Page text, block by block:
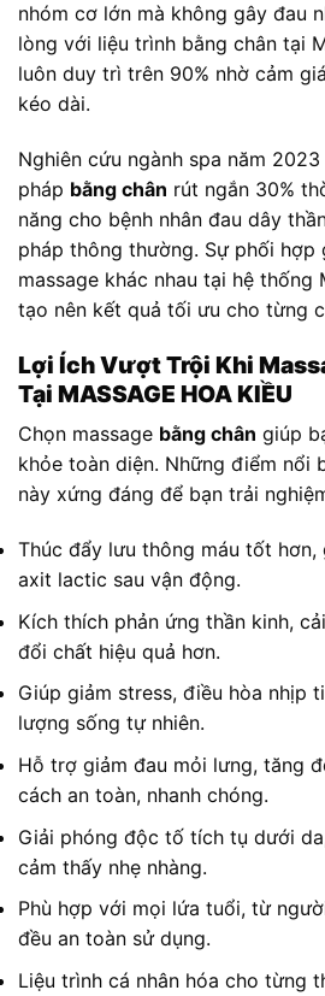
nhóm cơ lớn mà không gây đau
lòng với liệu trình bằng chân tại
luôn duy trì trên 90% nhờ cảm
kéo dài.
Nghiên cứu ngành spa năm
pháp bằng chân rút ngắn 30%
năng cho bệnh nhân đau dây
pháp thông thường. Sự phối hợp
massage khác nhau tại hệ thống
tạo nên kết quả tối ưu cho từng
Lợi Ích Vượt Trội Khi
Tại MASSAGE HOA KIỀU
Chọn massage bằng chân giúp
khỏe toàn diện. Những điểm nổi
này xứng đáng để bạn trải
Thúc đẩy lưu thông máu tốt
axit lactic sau vận động.
Kích thích phản ứng thần kinh,
đổi chất hiệu quả hơn.
Giúp giảm stress, điều hòa nhịp
lượng sống tự nhiên.
Hỗ trợ giảm đau mỏi lưng, tăng
cách an toàn, nhanh chóng.
Giải phóng độc tố tích tụ dưới
cảm thấy nhẹ nhàng.
Phù hợp với mọi lứa tuổi, từ
đều an toàn sử dụng.
Liệu trình cá nhân hóa cho từng